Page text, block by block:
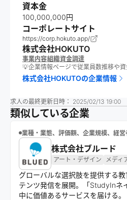
資本金
100,000,000円
コーポレートサイト
https://corp.hokuto.app/
株式会社HOKUTO
事業内容組織資金調達
💡企業情報ページで従業員数推移や資
株式会社HOKUTOの企業情報
求人の最終更新日時： 2025/02/13 19:00
類似している企業
業種・業態、評価額、企業規模、経
株式会社ブルード
アート・デザイン メディ
グローバルな選択肢を提供する
テンツ発信を展開。「StudyInネ
中に価値あるサービスを届ける。